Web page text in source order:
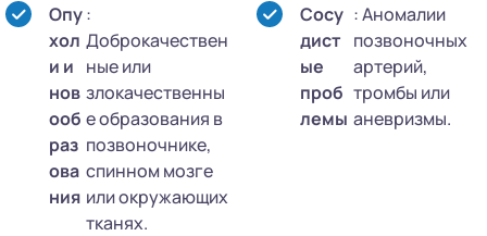
Опу
хол
и и
нов
ооб
раз
ова
ния
:
Доброкачествен
ные или
злокачественны
е образования в
позвоночнике,
спинном мозге
или окружающих
тканях.
Сосу
дист
ые
проб
лемы
: Аномалии
позвоночных
артерий,
тромбы или
аневризмы.